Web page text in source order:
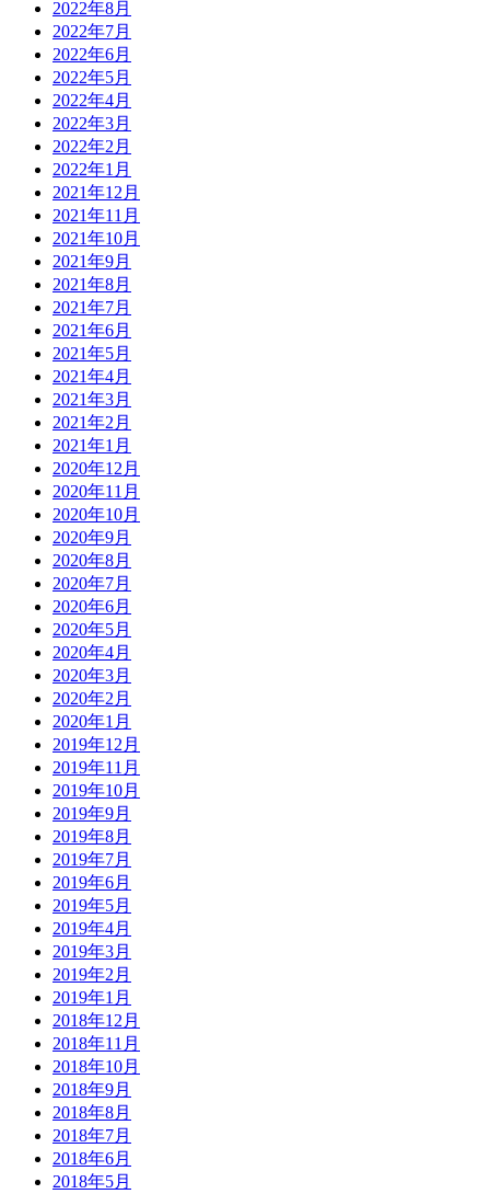
2022年8月
2022年7月
2022年6月
2022年5月
2022年4月
2022年3月
2022年2月
2022年1月
2021年12月
2021年11月
2021年10月
2021年9月
2021年8月
2021年7月
2021年6月
2021年5月
2021年4月
2021年3月
2021年2月
2021年1月
2020年12月
2020年11月
2020年10月
2020年9月
2020年8月
2020年7月
2020年6月
2020年5月
2020年4月
2020年3月
2020年2月
2020年1月
2019年12月
2019年11月
2019年10月
2019年9月
2019年8月
2019年7月
2019年6月
2019年5月
2019年4月
2019年3月
2019年2月
2019年1月
2018年12月
2018年11月
2018年10月
2018年9月
2018年8月
2018年7月
2018年6月
2018年5月